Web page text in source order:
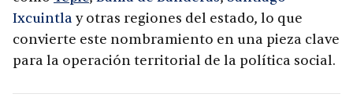
Ixcuintla y otras regiones del estado, lo que
convierte este nombramiento en una pieza clave
para la operación territorial de la política social.